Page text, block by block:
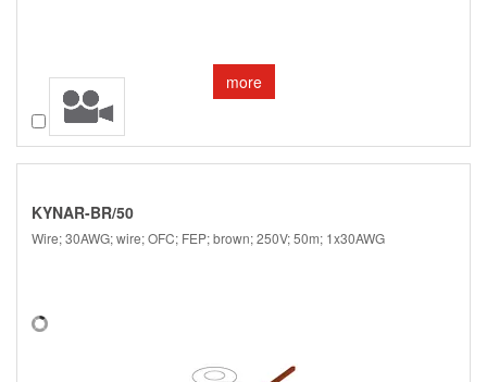
more
Compare
KYNAR-BR/50
Wire; 30AWG; wire; OFC; FEP; brown; 250V; 50m; 1x30AWG